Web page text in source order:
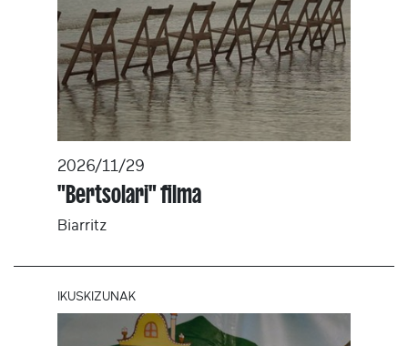
2026/11/29
"Bertsolari" filma
Biarritz
IKUSKIZUNAK